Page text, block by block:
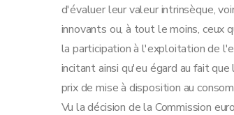
Art. 36
Art. 37
Art. 38
Art. 39
Art.39bis
d'évaluer leur valeur intrinsèque,
innovants ou, à tout le moins, ceux
la participation à l'exploitation de
incitant ainsi qu'eu égard au fait
prix de mise à disposition au
Vu la décision de la Commission